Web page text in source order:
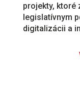
projekty, ktoré
legislatívnym
digitalizácii a